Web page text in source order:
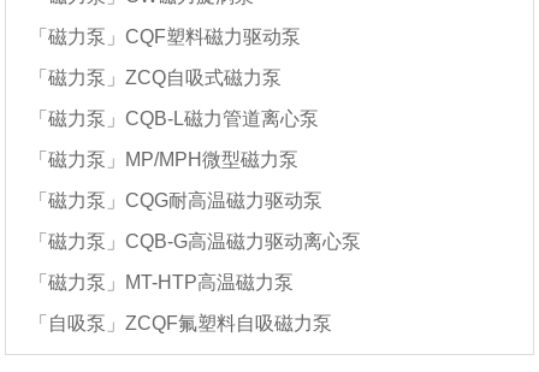
「磁力泵」CQF塑料磁力驱动泵
「磁力泵」ZCQ自吸式磁力泵
「磁力泵」CQB-L磁力管道离心泵
「磁力泵」MP/MPH微型磁力泵
「磁力泵」CQG耐高温磁力驱动泵
「磁力泵」CQB-G高温磁力驱动离心泵
「磁力泵」MT-HTP高温磁力泵
「自吸泵」ZCQF氟塑料自吸磁力泵